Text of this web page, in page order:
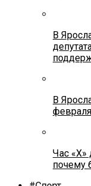
В
В
февраля
Час «Х»
почему